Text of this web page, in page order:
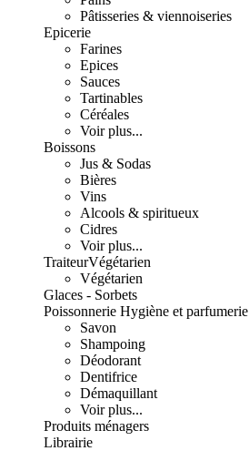
Pâtisseries & viennoiseries
Epicerie
Farines
Epices
Sauces
Tartinables
Céréales
Voir plus...
Boissons
Jus & Sodas
Bières
Vins
Alcools & spiritueux
Cidres
Voir plus...
TraiteurVégétarien
Végétarien
Glaces - Sorbets
Poissonnerie Hygiène et parfumerie
Savon
Shampoing
Déodorant
Dentifrice
Démaquillant
Voir plus...
Produits ménagers
Librairie